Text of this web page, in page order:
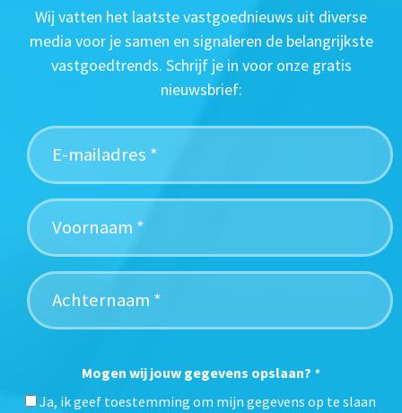
Wij vatten het laatste vastgoednieuws uit diverse
media voor je samen en signaleren de belangrijkste
vastgoedtrends. Schrijf je in voor onze gratis
nieuwsbrief:
Mogen wij jouw gegevens opslaan? *
Ja, ik geef toestemming om mijn gegevens op te slaan